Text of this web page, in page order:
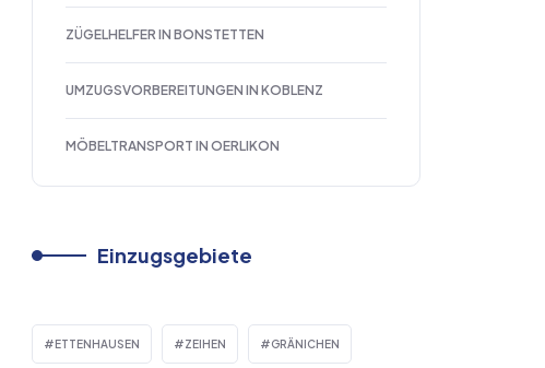
ZÜGELHELFER IN BONSTETTEN
UMZUGSVORBEREITUNGEN IN KOBLENZ
MÖBELTRANSPORT IN OERLIKON
Einzugsgebiete
ETTENHAUSEN ZEIHEN GRÄNICHEN